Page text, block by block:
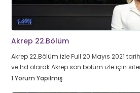
Akrep 22.Bölüm
Akrep 22.Bölüm izle Full 20 Mayıs 2021
ve hd olarak Akrep son bölüm izle için
1 Yorum Yapılmış